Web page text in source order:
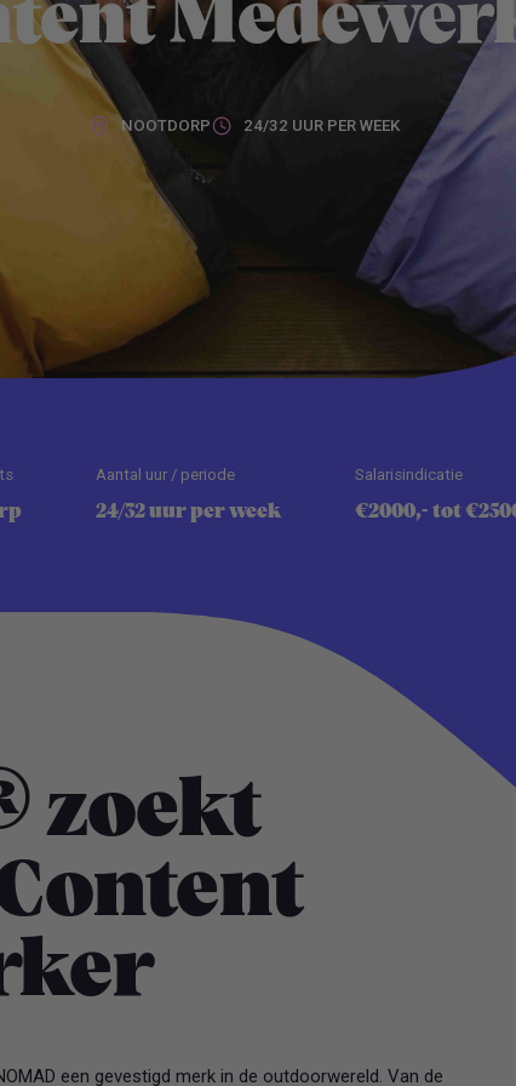
NOOTDORP 24/32 UUR PER WEEK
Aantal uur / periode
24/32 uur per week
Salarisindicatie
€2000,- tot
zoekt
een gevestigd merk in de outdoorwereld. Van de